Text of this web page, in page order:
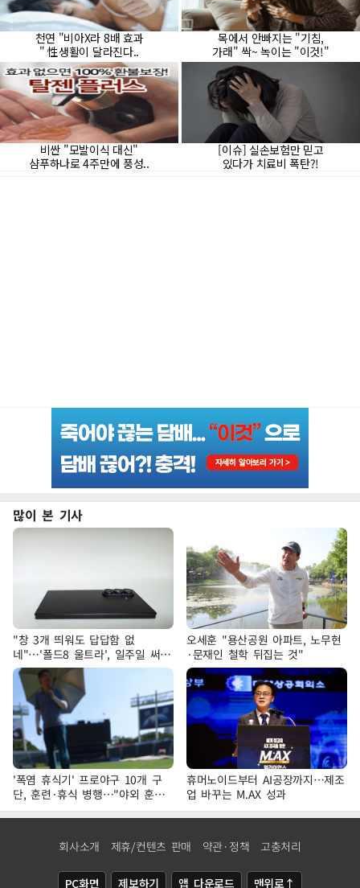
많이 본 기사
"창 3개 띄워도 답답함 없
네"…'폴드8 울트라', 일주일 써보
니
오세훈 "용산공원 아파트, 노무현
·문재인 철학 뒤집는 것"
'폭염 휴식기' 프로야구 10개 구
단, 훈련·휴식 병행…"야외 훈련
해도 안전 최우선"
휴머노이드부터 AI공장까지…제조
업 바꾸는 M.AX 성과
회사소개 제휴/컨텐츠 판매 약관·정책 고충처리
PC화면 제보하기 앱 다운로드 맨위로↑